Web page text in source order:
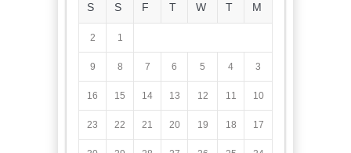
M
T
W
T
F
S
S
1
2
3
4
5
6
7
8
9
10
11
12
13
14
15
16
17
18
19
20
21
22
23